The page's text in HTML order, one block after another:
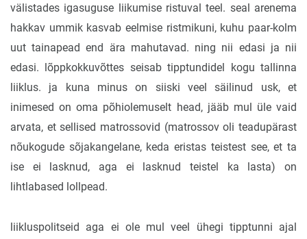
välistades igasuguse liikumise ristuval teel. seal arenema
hakkav ummik kasvab eelmise ristmikuni, kuhu paar-kolm
uut tainapead end ära mahutavad. ning nii edasi ja nii
edasi. lõppkokkuvõttes seisab tipptundidel kogu tallinna
liiklus. ja kuna minus on siiski veel säilinud usk, et
inimesed on oma põhiolemuselt head, jääb mul üle vaid
arvata, et sellised matrossovid (matrossov oli teadupärast
nõukogude sõjakangelane, keda eristas teistest see, et ta
ise ei lasknud, aga ei lasknud teistel ka lasta) on
lihtlabased lollpead.
liikluspolitseid aga ei ole mul veel ühegi tipptunni ajal